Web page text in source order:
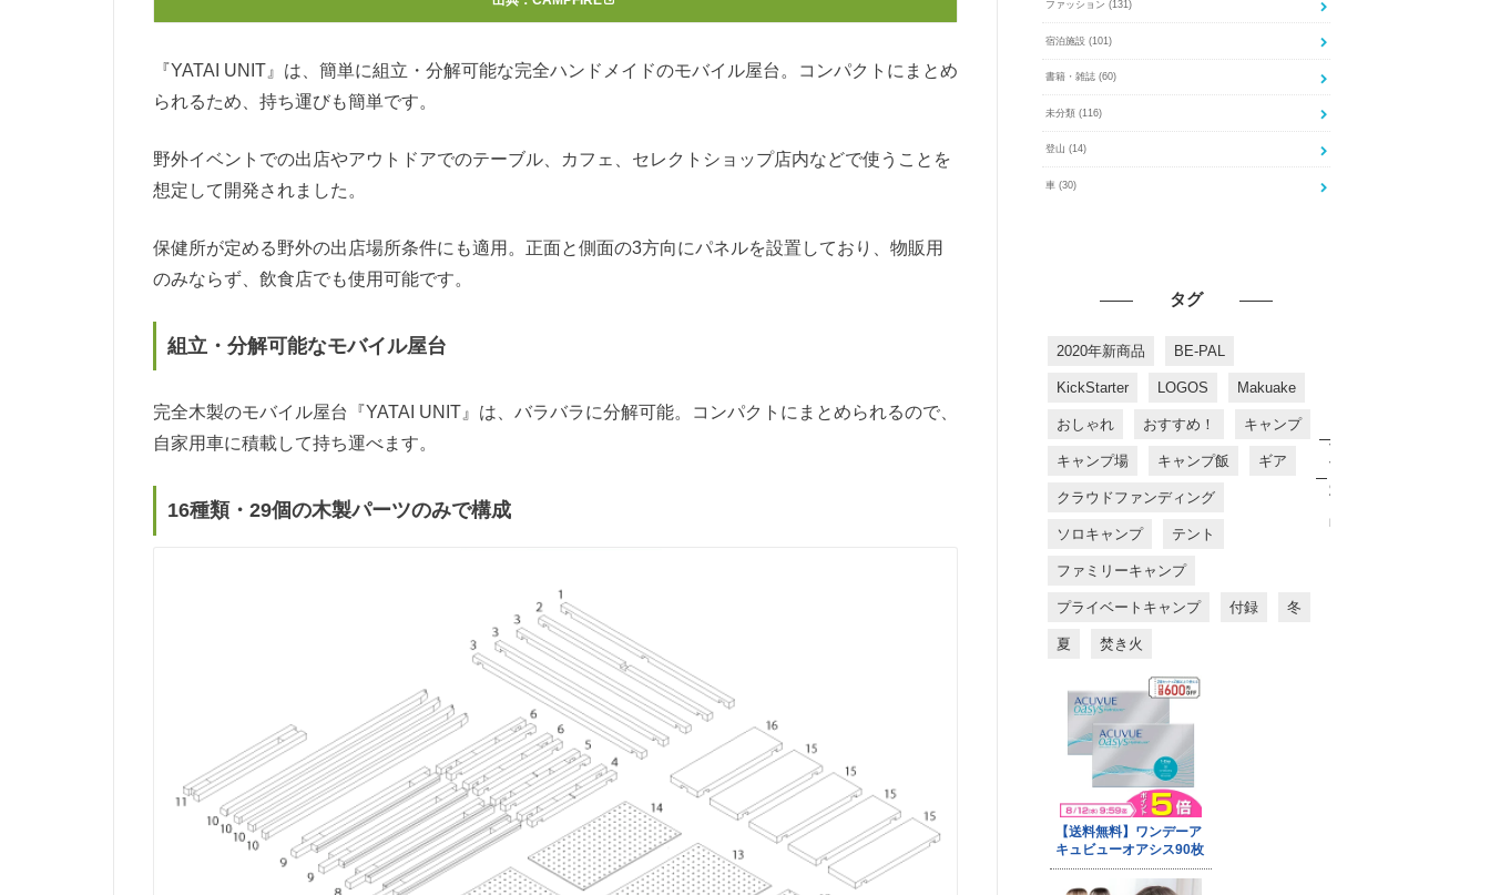
『YATAI UNIT』は、簡単に組立・分解可能な完全ハンドメイドのモバイル屋台。コンパクトにまとめ
られるため、持ち運びも簡単です。
野外イベントでの出店やアウトドアでのテーブル、カフェ、セレクトショップ店内などで使うことを
想定して開発されました。
保健所が定める野外の出店場所条件にも適用。正面と側面の3方向にパネルを設置しており、物販用
のみならず、飲食店でも使用可能です。
組立・分解可能なモバイル屋台
完全木製のモバイル屋台『YATAI UNIT』は、バラバラに分解可能。コンパクトにまとめられるので、
自家用車に積載して持ち運べます。
16種類・29個の木製パーツのみで構成
ファッション (131)
宿泊施設 (101)
書籍・雑誌 (60)
未分類 (116)
登山 (14)
車 (30)
タグ
2020年新商品 BE-PAL
KickStarter LOGOS Makuake
おしゃれ おすすめ！ キャンプ
キャンプ場 キャンプ飯 ギア
クラウドファンディング
ソロキャンプ テント
ファミリーキャンプ
プライベートキャンプ 付録 冬
夏 焚き火
す
す
め
商
品